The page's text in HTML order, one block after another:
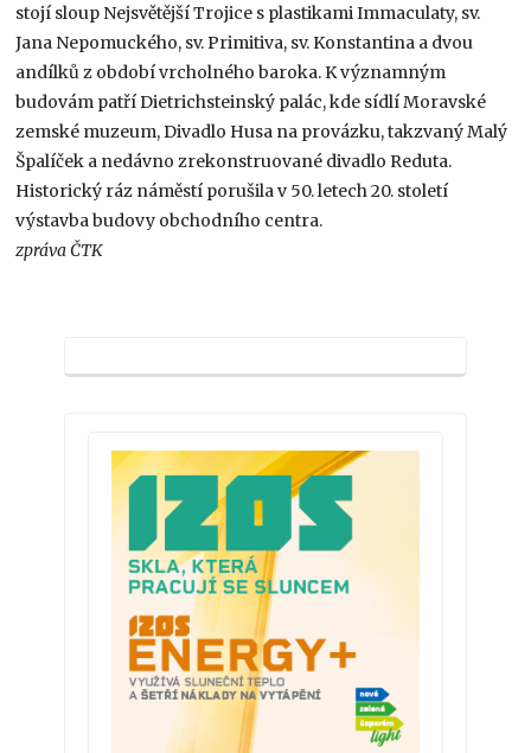
stojí sloup Nejsvětější Trojice s plastikami Immaculaty, sv.
Jana Nepomuckého, sv. Primitiva, sv. Konstantina a dvou
andílků z období vrcholného baroka. K významným
budovám patří Dietrichsteinský palác, kde sídlí Moravské
zemské muzeum, Divadlo Husa na provázku, takzvaný Malý
Špalíček a nedávno zrekonstruované divadlo Reduta.
Historický ráz náměstí porušila v 50. letech 20. století
výstavba budovy obchodního centra.
zpráva ČTK